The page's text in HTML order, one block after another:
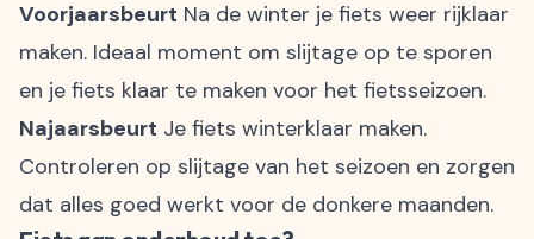
Voorjaarsbeurt Na de winter je fiets weer rijklaar
maken. Ideaal moment om slijtage op te sporen
en je fiets klaar te maken voor het fietsseizoen.
Najaarsbeurt Je fiets winterklaar maken.
Controleren op slijtage van het seizoen en zorgen
dat alles goed werkt voor de donkere maanden.